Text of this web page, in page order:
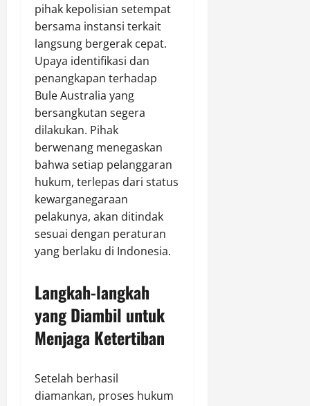
pihak kepolisian setempat
bersama instansi terkait
langsung bergerak cepat.
Upaya identifikasi dan
penangkapan terhadap
Bule Australia yang
bersangkutan segera
dilakukan. Pihak
berwenang menegaskan
bahwa setiap pelanggaran
hukum, terlepas dari status
kewarganegaraan
pelakunya, akan ditindak
sesuai dengan peraturan
yang berlaku di Indonesia.
Langkah-langkah
yang Diambil untuk
Menjaga Ketertiban
Setelah berhasil
diamankan, proses hukum